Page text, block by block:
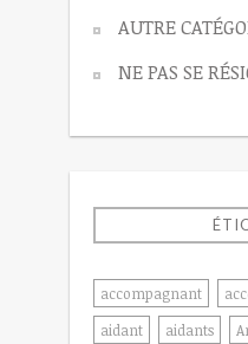
AUTRE
NE PAS SE
accompagnant
aidant
aidants